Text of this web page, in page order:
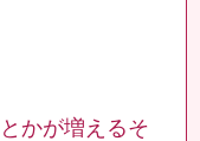
かが増えるそ